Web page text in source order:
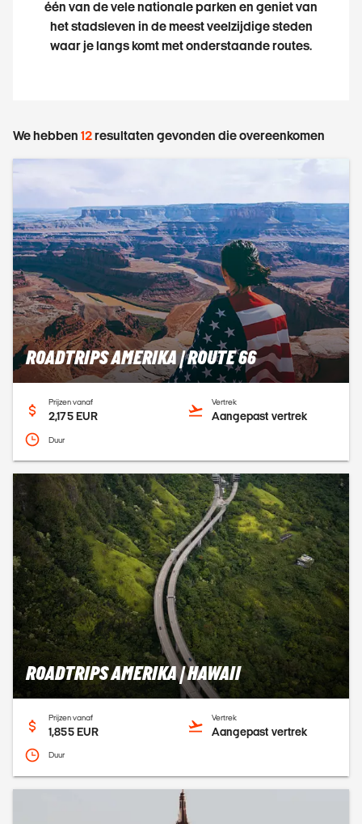
één van de vele nationale parken en geniet van
het stadsleven in de meest veelzijdige steden
waar je langs komt met onderstaande routes.
We hebben 12resultaten gevonden die overeenkomen
ROADTRIPS AMERIKA | ROUTE 66
Prijzen vanaf
2,175 EUR
Duur
Vertrek
Aangepast vertrek
ROADTRIPS AMERIKA | HAWAII
Prijzen vanaf
1,855 EUR
Duur
Vertrek
Aangepast vertrek